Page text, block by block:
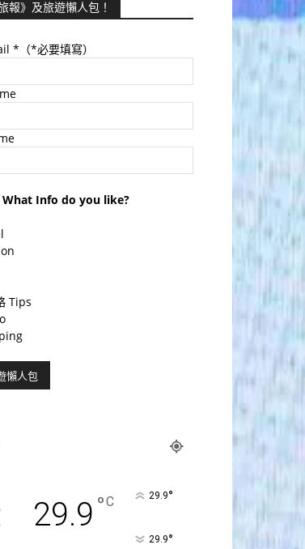
報》及旅遊懶人包！
*（*必要填寫）
What Info do you like?
Tips
29.9 °C 29.9°
29.9°